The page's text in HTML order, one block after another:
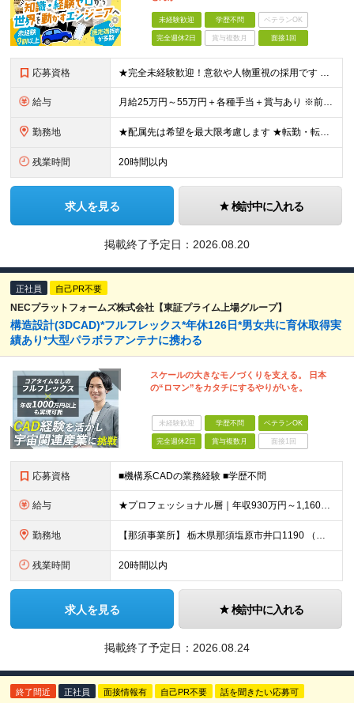
未経験歓迎 学歴不問 ベテランOK
完全週休2日 賞与複数月 面接1回
応募資格 ★完全未経験歓迎！意欲や人物重視の採用です ★文系・理系問わず歓迎いたします！ ■学歴不問 ■第二新卒歓迎 ■職種・業種・社会人未経験OK ■フリーター・社会人経験10年以上の方も歓迎 ■ブランク・
給与 月給25万円～55万円＋各種手当＋賞与あり ※前職の給与・経験・スキルなどを考慮のうえで決定します ※残業代は1分単位で全額支給します ※試用期間3ヶ月。その間の給与・待遇に差異はありません ★充実
勤務地 ★配属先は希望を最大限考慮します ★転勤・転居については相談可能です ★U・Iターン歓迎 全国の各プロジェクト先で募集します。 ＜プロジェクト先＞ ■北海道：千歳市 ■関東：埼玉県・千葉県・東京都
残業時間 20時間以内
求人を見る 検討中に入れる
掲載終了予定日： 2026.08.20
正社員 自己PR不要
NECプラットフォームズ株式会社【東証プライム上場グループ】
構造設計(3DCAD)*フルフレックス*年休126日*男女共に育休取得実
績あり*大型パラボラアンテナに携わる
スケールの大きなモノづくりを支える。 日本
の“ロマン”をカタチにするやりがいを。
未経験歓迎 学歴不問 ベテランOK
完全週休2日 賞与複数月 面接1回
応募資格 ■機構系CADの業務経験 ■学歴不問
給与 ★プロフェッショナル層｜年収930万円～1,160万円 ★主任・担当｜年収480万円～790万円 ◆月給30万円～73万円 ※給与には固定残業代（基本月収の20％相当額）を含みます。勤務実績に基づく
勤務地 【那須事業所】 栃木県那須塩原市井口1190 （変更の範囲）会社の定める場所（テレワークを行う場所を含む）
残業時間 20時間以内
求人を見る 検討中に入れる
掲載終了予定日： 2026.08.24
終了間近 正社員 面接情報有 自己PR不要 話を聞きたい応募可